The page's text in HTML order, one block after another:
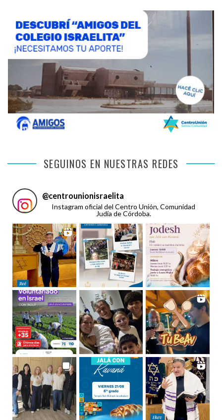
SEGUINOS EN NUESTRAS REDES
@centrounionisraelita
Instagram oficial del Centro Unión, Comunidad
Judía de Córdoba.